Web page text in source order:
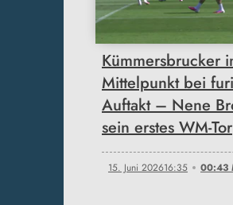
Kümmersbrucker
Mittelpunkt bei
Auftakt – Nene
sein erstes WM-Tor
15. Juni 202616:35 00:43